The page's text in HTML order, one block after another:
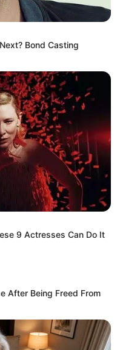
в
Bond Casting
9 Actresses Can Do It
After Being Freed From